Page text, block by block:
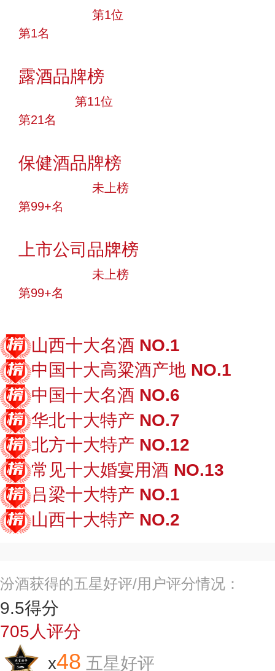
第1位
第1名
露酒品牌榜
第11位
第21名
保健酒品牌榜
未上榜
第99+名
上市公司品牌榜
未上榜
第99+名
山西十大名酒 NO.1
中国十大高粱酒产地 NO.1
中国十大名酒 NO.6
华北十大特产 NO.7
北方十大特产 NO.12
常见十大婚宴用酒 NO.13
吕梁十大特产 NO.1
山西十大特产 NO.2
汾酒获得的五星好评/用户评分情况：
9.5得分
705人评分
x48 五星好评